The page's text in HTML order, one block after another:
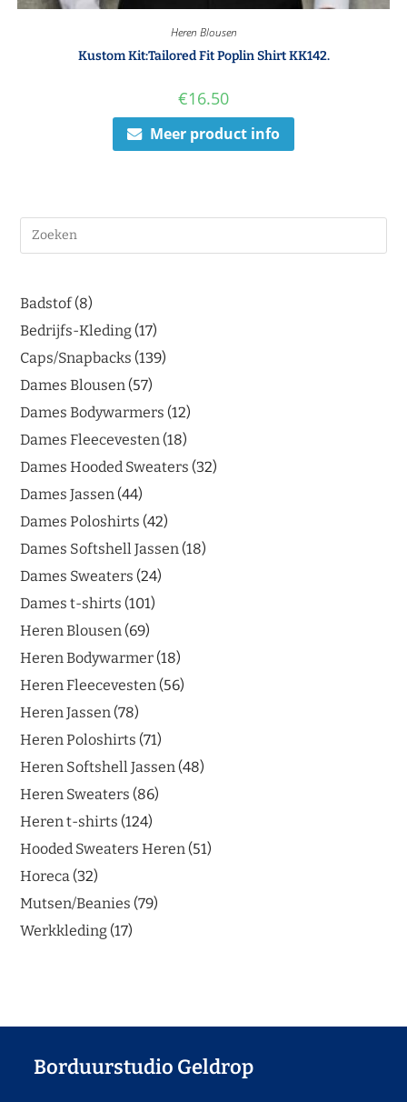
Heren Blousen
Kustom Kit:Tailored Fit Poplin Shirt KK142.
€16.50
Meer product info
Badstof 8
Bedrijfs-Kleding 17
Caps/Snapbacks 139
Dames Blousen 57
Dames Bodywarmers 12
Dames Fleecevesten 18
Dames Hooded Sweaters 32
Dames Jassen 44
Dames Poloshirts 42
Dames Softshell Jassen 18
Dames Sweaters 24
Dames t-shirts 101
Heren Blousen 69
Heren Bodywarmer 18
Heren Fleecevesten 56
Heren Jassen 78
Heren Poloshirts 71
Heren Softshell Jassen 48
Heren Sweaters 86
Heren t-shirts 124
Hooded Sweaters Heren 51
Horeca 32
Mutsen/Beanies 79
Werkkleding 17
Borduurstudio Geldrop